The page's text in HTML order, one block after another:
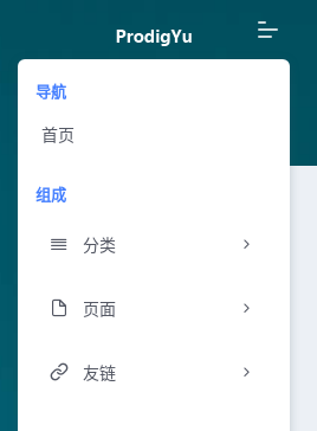
导航
首页
组成
分类
页面
友链